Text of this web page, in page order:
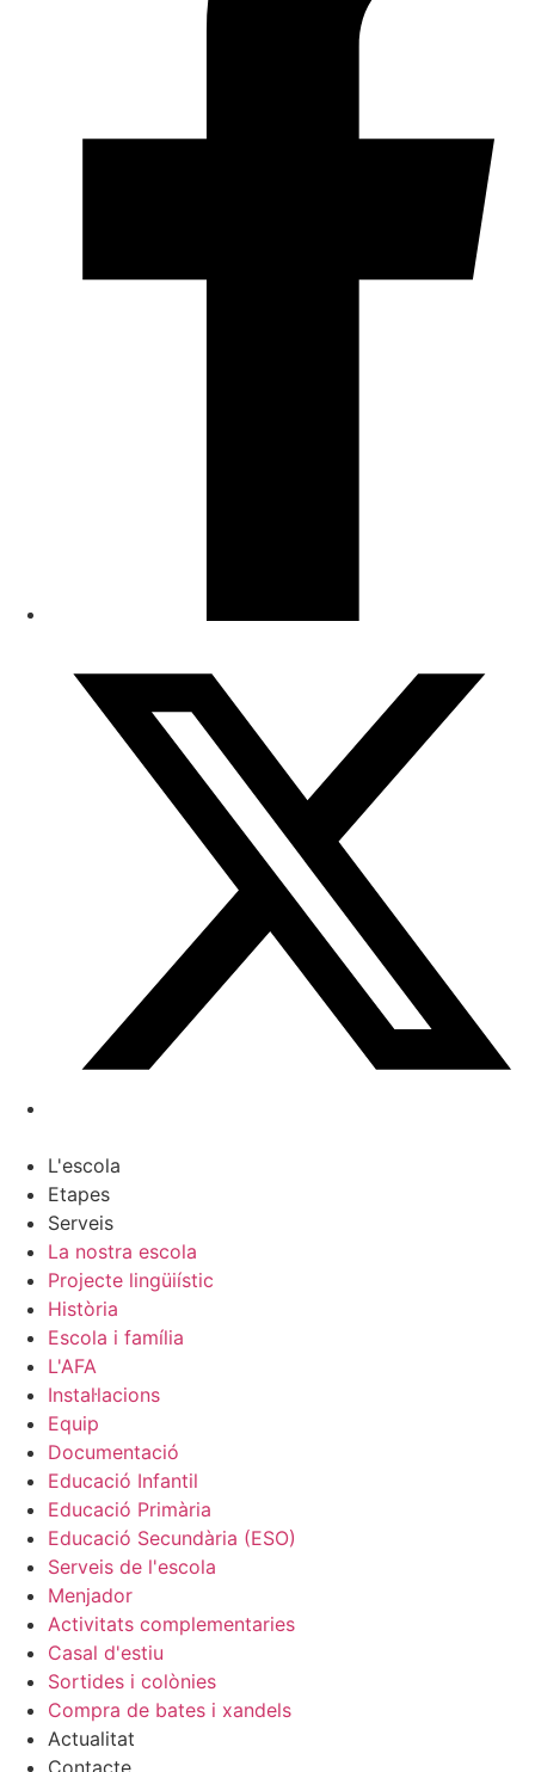
L'escola
Etapes
Serveis
La nostra escola
Projecte lingüiístic
Història
Escola i família
L'AFA
Instal·lacions
Equip
Documentació
Educació Infantil
Educació Primària
Educació Secundària (ESO)
Serveis de l'escola
Menjador
Activitats complementaries
Casal d'estiu
Sortides i colònies
Compra de bates i xandels
Actualitat